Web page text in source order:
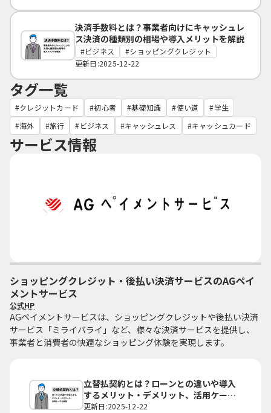
決済手数料とは？事業者向けにキャッシュレ
ス決済の種類別の相場や導入メリットを解説
ビジネス
ショッピングクレジット
更新日:2025-12-22
タグ一覧
クレジットカード 初心者 基礎知識 使い道
学生
海外
旅行 ビジネス キャッシュレス キャッシュカード
サービス情報
ショッピングクレジット・後払い決済サービスのAGペイ
メントサービス
公式HP
AGペイメントサービスは、ショッピングクレジットや後払い決済
サービス「ミライバライ」など、様々な決済サービスを提供し、
事業者と消費者の快適なショッピング体験を実現します。
立替払契約とは？ローンとの違いや導入
するメリット・デメリット、活用ケース
を解説
更新日:2025-12-22